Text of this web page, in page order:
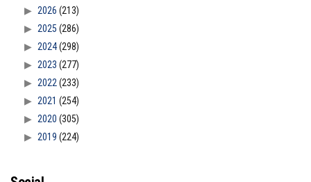
2026 (213)
2025 (286)
2024(298)
2023 (277)
2022 (233)
2021 (254)
2020 (305)
2019 (224)